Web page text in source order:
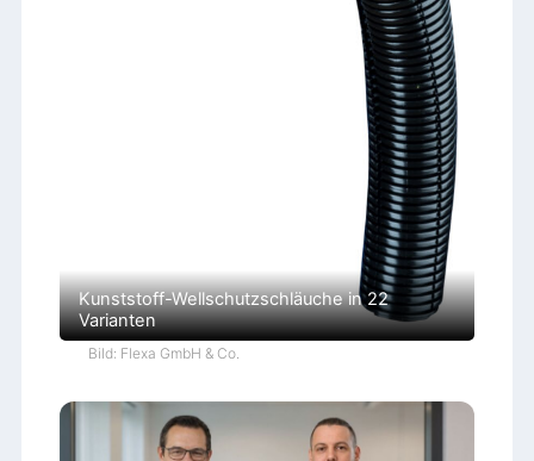
Kunststoff-Wellschutzschläuche in 22
Varianten
Bild: Flexa GmbH & Co.